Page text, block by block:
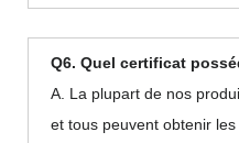
Q6. Quel certificat
A. La plupart de nos
et tous peuvent obtenir les